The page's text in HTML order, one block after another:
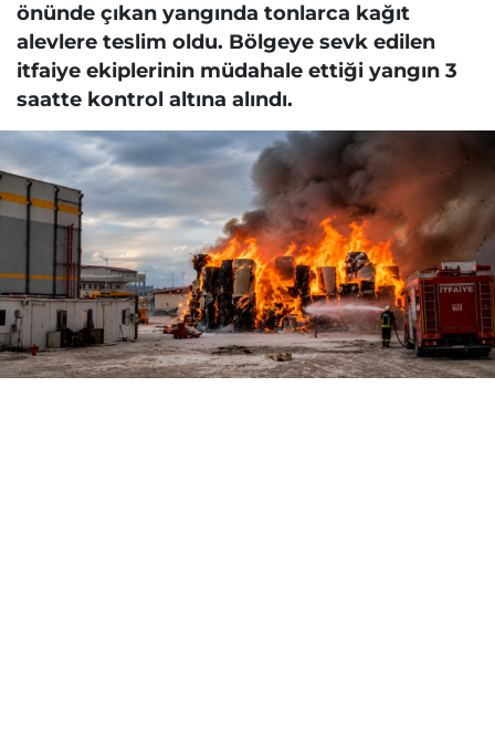
önünde çıkan yangında tonlarca kağıt
alevlere teslim oldu. Bölgeye sevk edilen
itfaiye ekiplerinin müdahale ettiği yangın 3
saatte kontrol altına alındı.